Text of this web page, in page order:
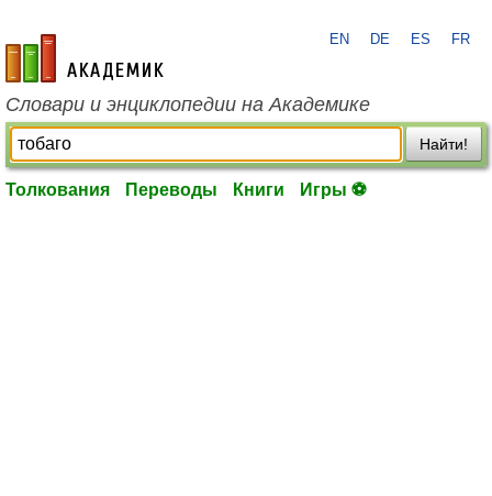
academic.ru
EN DE ES FR
Словари и энциклопедии на Академике
Найти!
Толкования Переводы Книги Игры ⚽